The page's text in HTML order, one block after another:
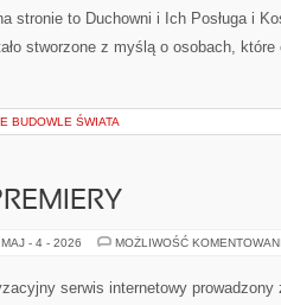
stronie to Duchowni i Ich Posługa i
stworzone z myślą o osobach,
BUDOWLE ŚWIATA
MAJ - 4 - 2026 MOŻLIWOŚĆ
serwis internetowy